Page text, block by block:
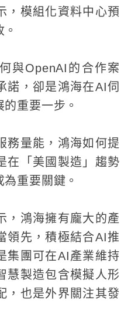
，模組化資料中心預
與OpenAI的合作案
諾，卻是鴻海在AI伺
重要一步。
務量能，鴻海如何提
在「美國製造」趨勢
重要關鍵。
，鴻海擁有龐大的產
領先，積極結合AI推
集團可在AI產業維持
慧製造包含模擬人形
，也是外界關注其發